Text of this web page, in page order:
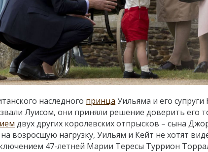
наследного принца Уильяма и его
Луисом, они приняли решение доверить его
двух других королевских отпрысков – сына
возросшую нагрузку, Уильям и Кейт не хотят
47-летней Марии Тересы Туррион